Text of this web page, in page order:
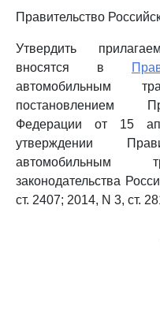
Правительство
Утвердить
вносятся в
автомобильным
постановлением
Федерации от 15
утверждении
автомобильным
законодательства
ст. 2407; 2014, N 3, ст.